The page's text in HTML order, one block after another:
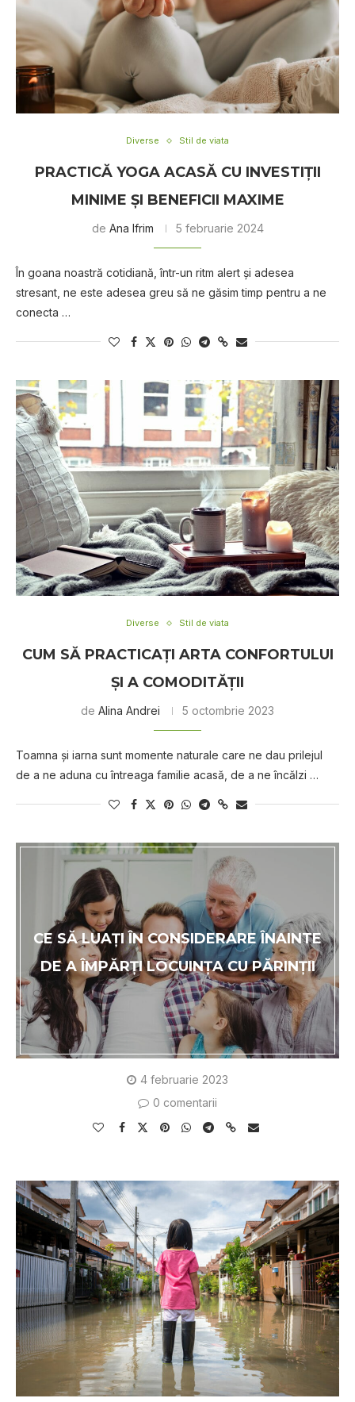
Diverse Stil de viata
PRACTICĂ YOGA ACASĂ CU INVESTIȚII
MINIME ȘI BENEFICII MAXIME
de Ana Ifrim 5 februarie 2024
În goana noastră cotidiană, într-un ritm alert și adesea
stresant, ne este adesea greu să ne găsim timp pentru a ne
conecta …
Diverse Stil de viata
CUM SĂ PRACTICAȚI ARTA CONFORTULUI
ȘI A COMODITĂȚII
de Alina Andrei 5 octombrie 2023
Toamna și iarna sunt momente naturale care ne dau prilejul
de a ne aduna cu întreaga familie acasă, de a ne încălzi …
CE SĂ LUAȚI ÎN CONSIDERARE ÎNAINTE
DE A ÎMPĂRȚI LOCUINȚA CU PĂRINȚII
4 februarie 2023
0 comentarii